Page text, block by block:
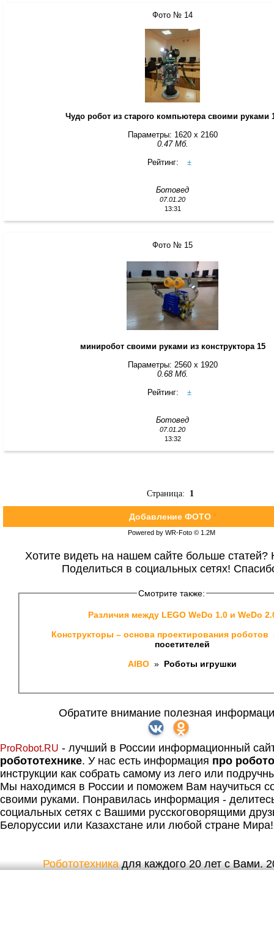
Фото № 14
Чудо робот из старого компьютера своими руками
Параметры: 1620 x 2160
0.47 Мб.
Рейтинг:
±
Ботовед
07.01.20
13:31
Фото № 15
миниробот своими руками из конструктора 15
Параметры: 2560 x 1920
0.68 Мб.
Рейтинг:
±
Ботовед
07.01.20
13:32
Страница: 1
Добавление ФОТО *
Powered by WR-Foto © 1.2М
Хотите видеть на нашем сайте больше статей?
Поделиться в социальных сетях!
Смотрите также:
Различия между LEGO WeDo 1.0 и WeDo
Конструкторы – основа проектирования роботов
посетителей
AIBO » Роботы игрушки
Обратите внимание полезная
ProRobot.RU - лучший в России информационный
робототехнике. У нас есть информация про
инструкции как собрать самому из лего или
Мы находимся в России и поможем Вам научиться
своими руками. Понравилась информация -
социальных сетях с Вашими русскоговорящими
Белоруссии или Казахстане или любой стране Мира!
Робототехникадля каждого 20 лет с Вами.